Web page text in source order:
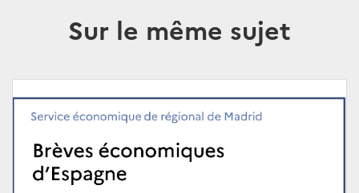
Sur le même sujet